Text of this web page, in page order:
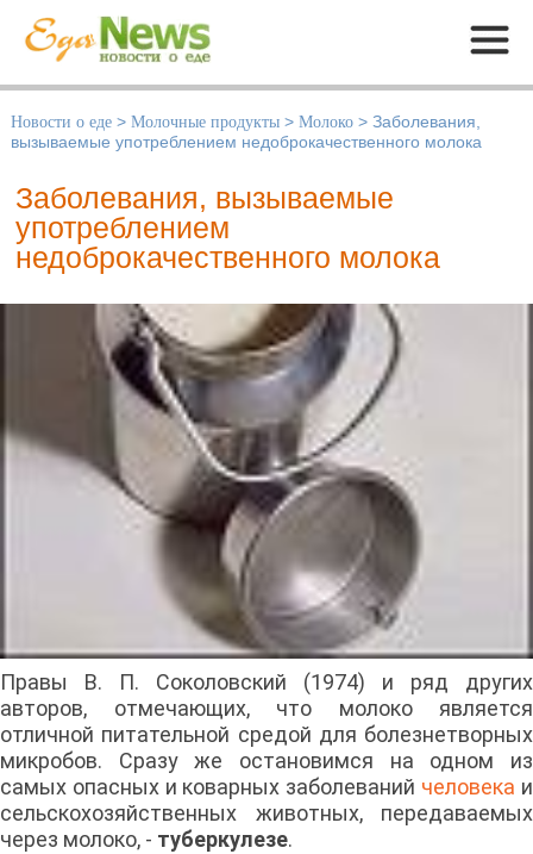
Меню
Новости о еде > Молочные продукты > Молоко > Заболевания,
вызываемые употреблением недоброкачественного молока
Заболевания, вызываемые
употреблением
недоброкачественного молока
Правы В. П. Соколовский (1974) и ряд других
авторов, отмечающих, что молоко является
отличной питательной средой для болезнетворных
микробов. Сразу же остановимся на одном из
самых опасных и коварных заболеваний человека и
сельскохозяйственных животных, передаваемых
через молоко, - туберкулезе.